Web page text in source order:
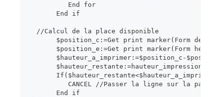
End for
End if
//Calcul de la place disponible
$position_c:=Get print marker(Form
$position_e:=Get print marker(Form
$hauteur_a_imprimer:=$position_c-
$hauteur_restante:=hauteur_impression-
If($hauteur_restante<$hauteur_a_imprimer)
CANCEL //Passer la ligne sur la page
End if